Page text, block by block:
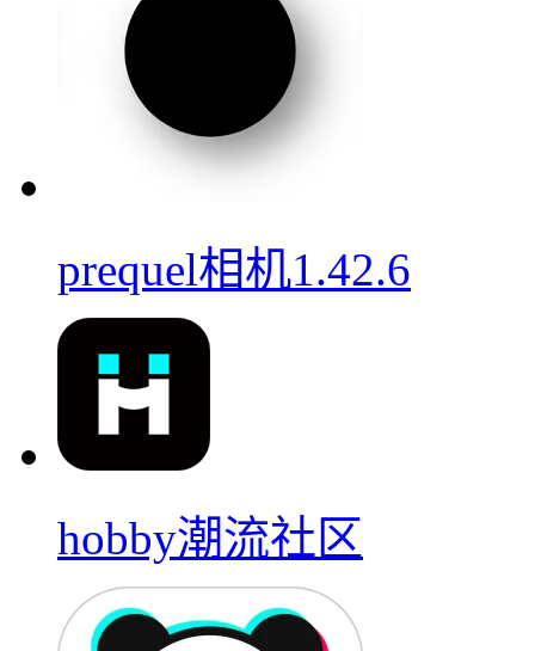
prequel相机1.42.6
hobby潮流社区